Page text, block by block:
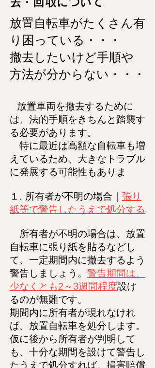
放置自転車がたくさん有
り困っている・・・
撤去したいけど手順や
方法が分からない・・・
放置車両を撤去するために
は、法的手順をきちんと踏襲す
る必要があります。
特に最近は高額な自転車も増
えているため、大きなトラブル
に発展する可能性もありま
１. 所有者が不明の場合｜ 張り
紙等で警告したうえで処分する
所有者が不明の場合は、放置
自転車に張り紙を貼るなどし
て、一定期間内に撤去するよう
警告しましょう。 警告期間は、
少なくとも2～3週間程度設け
るのが無難です。
期間内に所有者が現れなけれ
ば、放置自転車を処分します。
仮に後から所有者が判明して
も、十分な期間を設けて警告し
たうえで処分すれば、損害賠償